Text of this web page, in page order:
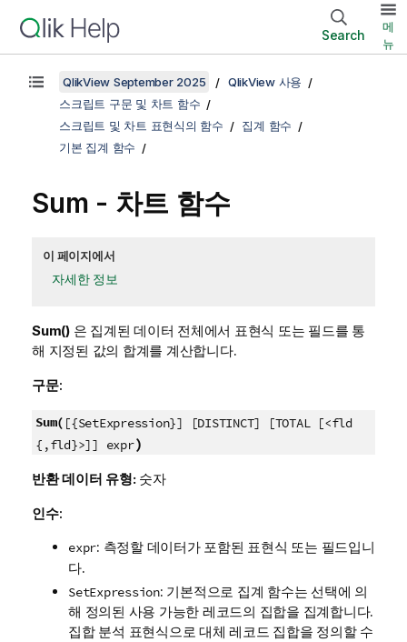
Search
메
뉴
QlikView September 2025
QlikView 사용
스크립트 구문 및 차트 함수
스크립트 및 차트 표현식의 함수
집계 함수
기본 집계 함수
Sum - 차트 함수
이 페이지에서
자세한 정보
Sum() 은 집계된 데이터 전체에서 표현식 또는 필드를 통
해 지정된 값의 합계를 계산합니다.
구문:
Sum( [{SetExpression}] [DISTINCT] [TOTAL [<fld
{,fld}>]] expr)
반환 데이터 유형: 숫자
인수:
expr: 측정할 데이터가 포함된 표현식 또는 필드입니
다.
SetExpression: 기본적으로 집계 함수는 선택에 의
해 정의된 사용 가능한 레코드의 집합을 집계합니다.
집합 분석 표현식으로 대체 레코드 집합을 정의할 수